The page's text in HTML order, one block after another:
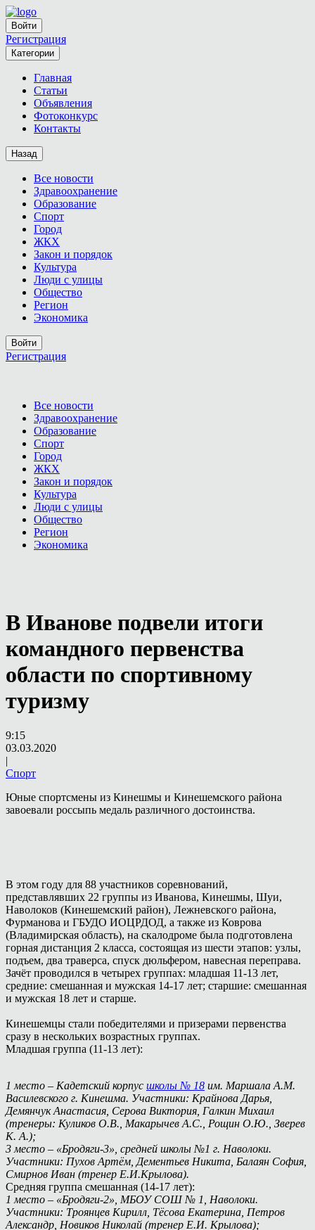
Войти
Регистрация
Категории
Главная
Статьи
Объявления
Фотоконкурс
Контакты
Назад
Все новости
Здравоохранение
Образование
Спорт
Город
ЖКХ
Закон и порядок
Культура
Люди с улицы
Общество
Регион
Экономика
Войти
Регистрация
Все новости
Здравоохранение
Образование
Спорт
Город
ЖКХ
Закон и порядок
Культура
Люди с улицы
Общество
Регион
Экономика
В Иванове подвели итоги
командного первенства
области по спортивному
туризму
9:15
03.03.2020
|
Спорт
Юные спортсмены из Кинешмы и Кинешемского района
завоевали россыпь медаль различного достоинства.
В этом году для 88 участников соревнований,
представлявших 22 группы из Иванова, Кинешмы, Шуи,
Наволоков (Кинешемский район), Лежневского района,
Фурманова и ГБУДО ИОЦРДОД, а также из Коврова
(Владимирская область), на скалодроме была подготовлена
горная дистанция 2 класса, состоящая из шести этапов: узлы,
подъем, два траверса, спуск дюльфером, навесная переправа.
Зачёт проводился в четырех группах: младшая 11-13 лет,
средние: смешанная и мужская 14-17 лет; старшие: смешанная
и мужская 18 лет и старше.
Кинешемцы стали победителями и призерами первенства
сразу в нескольких возрастных группах.
Младшая группа (11-13 лет):
1 место – Кадетский корпус школы № 18 им. Маршала А.М.
Василевского г. Кинешма. Участники: Крайнова Дарья,
Демянчук Анастасия, Серова Виктория, Галкин Михаил
(тренеры: Куликов О.В., Макарычев А.С., Рощин О.Ю., Зверев
К. А.);
3 место – «Бродяги-3», средней школы №1 г. Наволоки.
Участники: Пухов Артём, Дементьев Никита, Балаян София,
Смирнов Иван (тренер Е.И.Крылова).
Средняя группа смешанная (14-17 лет):
1 место – «Бродяги-2», МБОУ СОШ № 1, Наволоки.
Участники: Троянцев Кирилл, Тёсова Екатерина, Петров
Александр, Новиков Николай (тренер Е.И. Крылова);